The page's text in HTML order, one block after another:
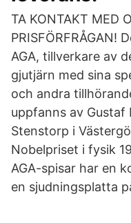
TA KONTAKT MED
PRISFÖRFRÅGAN!
AGA, tillverkare av
gjutjärn med sina
och andra
uppfanns av Gustaf
Stenstorp i
Nobelpriset i fysik
AGA-spisar har en
en sjudningsplatta